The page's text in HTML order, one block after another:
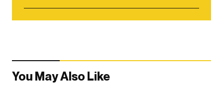
You May Also Like